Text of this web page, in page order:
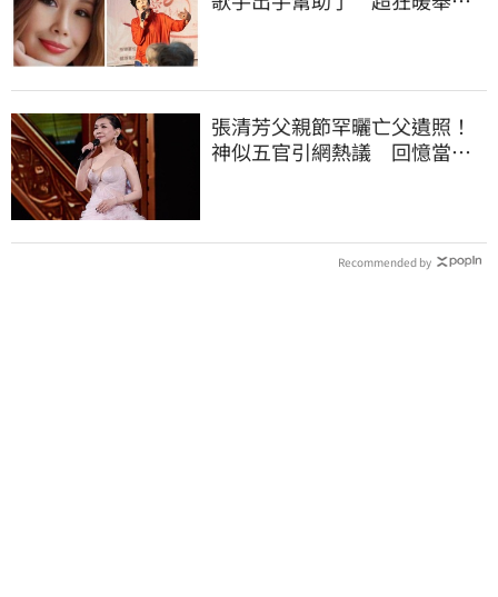
張清芳父親節罕曬亡父遺照！
神似五官引網熱議 回憶當年
Recommended by